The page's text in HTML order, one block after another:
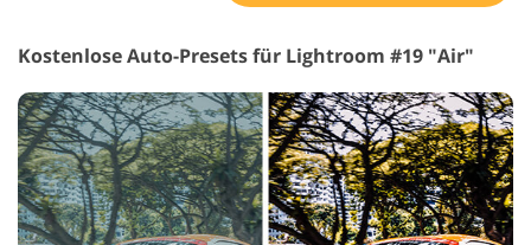
Kostenlose Auto-Presets für Lightroom #19 "Air"